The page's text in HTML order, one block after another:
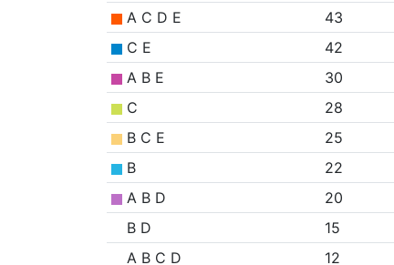
A C D E
43
C E
42
A B E
30
C
28
B C E
25
B
22
A B D
20
B D
15
A B C D
12